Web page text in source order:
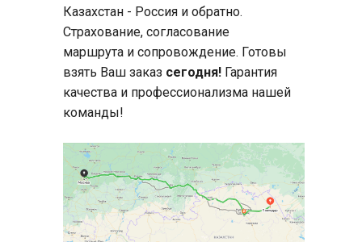
Казахстан - Россия и обратно.
Страхование, согласование
маршрута и сопровождение. Готовы
взять Ваш заказ сегодня! Гарантия
качества и профессионализма нашей
команды!